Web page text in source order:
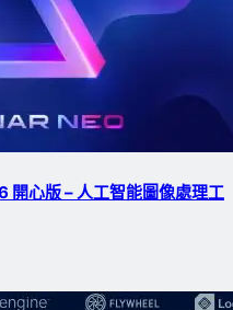
心版 – 人工智能圖像處理工